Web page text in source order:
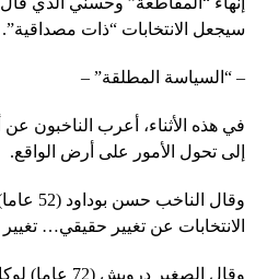
سيجعل الانتخابات “ذات مصداقية”.
– “السياسة المطلقة” –
في هذه الأثناء، أعرب الناخبون
إلى تحول الأمور على أرض الواقع.
وقال
الانتخابات عن تغيير حقيقي…
وقال الصغير